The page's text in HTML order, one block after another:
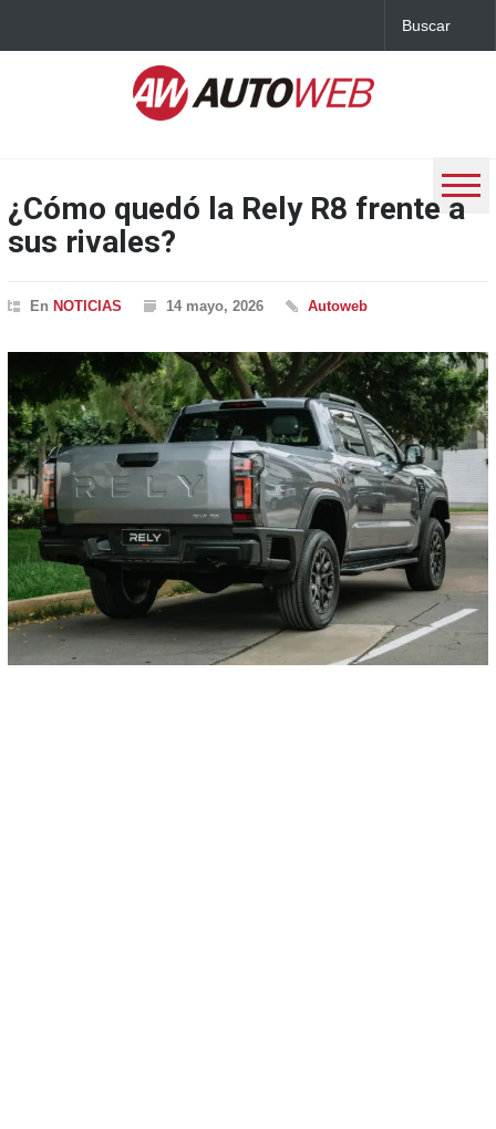
¿Cómo quedó la Rely R8 frente a
sus rivales?
En NOTICIAS 14 mayo, 2026 Autoweb